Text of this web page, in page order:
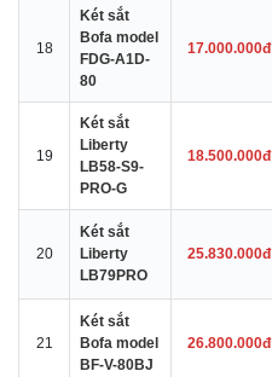
18
Két sắt
Bofa model
FDG-A1D-
80
17.000.000đ
19
Két sắt
Liberty
LB58-S9-
PRO-G
18.500.000đ
20
Két sắt
Liberty
LB79PRO
25.830.000đ
21
Két sắt
Bofa model
BF-V-80BJ
26.800.000đ